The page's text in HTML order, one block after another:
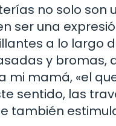
no solo
ser una
a lo largo
y bromas,
mi mamá, «el
sentido, las
también